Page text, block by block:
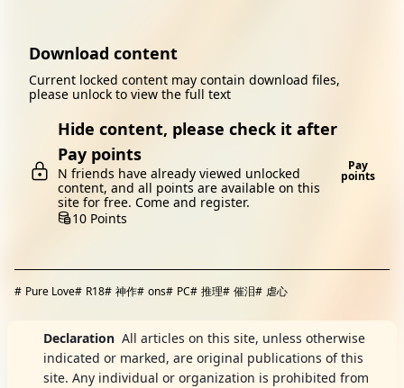
Download content
Current locked content may contain download files,
please unlock to view the full text
Hide content, please check it after
Pay points
N friends have already viewed unlocked
content, and all points are available on this
site for free. Come and register.
10 Points
Pay
points
# Pure Love# R18# 神作# ons# PC# 推理# 催泪# 虐心
Declaration All articles on this site, unless otherwise
indicated or marked, are original publications of this
site. Any individual or organization is prohibited from